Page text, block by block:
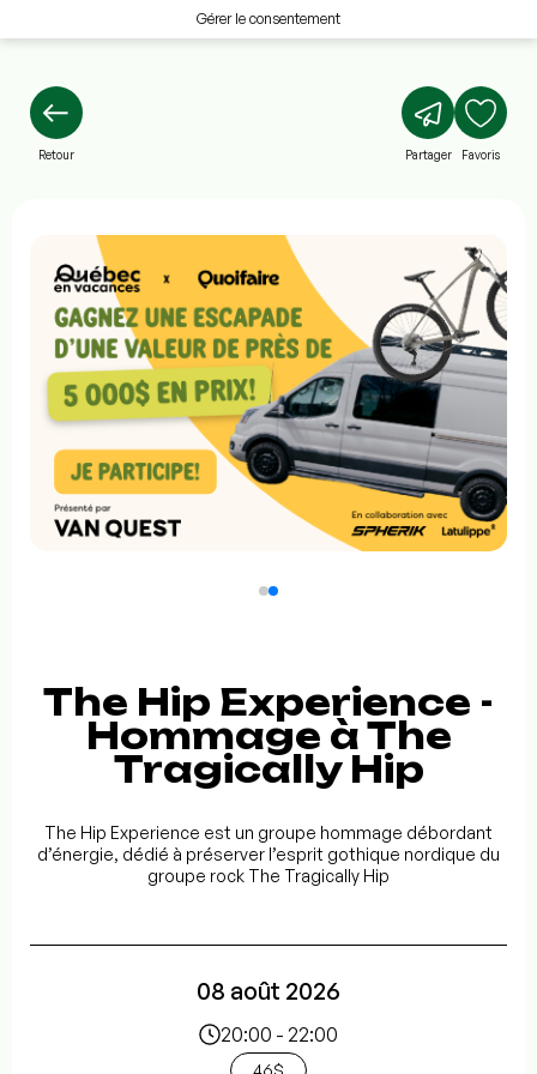
Gérer le consentement
Retour Partager Favoris
The Hip Experience -
Hommage à The
Tragically Hip
The Hip Experience est un groupe hommage débordant
d’énergie, dédié à préserver l’esprit gothique nordique du
groupe rock The Tragically Hip
08 août 2026
20:00 - 22:00